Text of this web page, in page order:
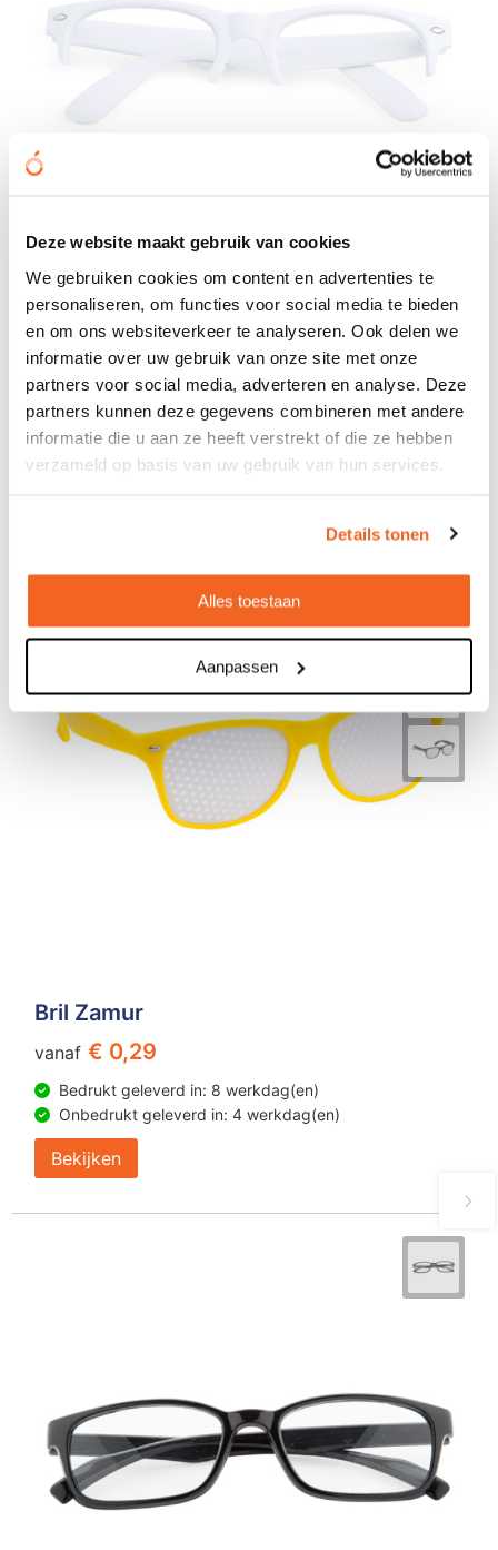
Deze website maakt gebruik van cookies
We gebruiken cookies om content en advertenties te
personaliseren, om functies voor social media te bieden
en om ons websiteverkeer te analyseren. Ook delen we
informatie over uw gebruik van onze site met onze
partners voor social media, adverteren en analyse. Deze
partners kunnen deze gegevens combineren met andere
informatie die u aan ze heeft verstrekt of die ze hebben
verzameld op basis van uw gebruik van hun services.
Details tonen
Alles toestaan
Aanpassen
Brillemontuur Options
vanaf € 0,09
Bedrukt geleverd in: 8 werkdag(en)
Onbedrukt geleverd in: 4 werkdag(en)
Bekijken
Bril Zamur
vanaf € 0,29
Bedrukt geleverd in: 8 werkdag(en)
Onbedrukt geleverd in: 4 werkdag(en)
Bekijken